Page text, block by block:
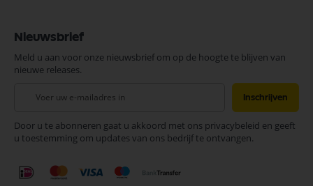
Nieuwsbrief
Meld u aan voor onze nieuwsbrief om op de hoogte te blijven van
nieuwe releases.
onze
nieuwsbrief
Inschrijven
Door u te abonneren gaat u akkoord met ons privacybeleid en geeft
u toestemming om updates van ons bedrijf te ontvangen.